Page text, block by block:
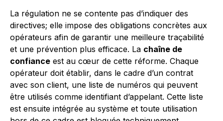
La régulation ne se contente pas d’indiquer des
directives; elle impose des obligations concrètes aux
opérateurs afin de garantir une meilleure traçabilité
et une prévention plus efficace. La chaîne de
confiance est au cœur de cette réforme. Chaque
opérateur doit établir, dans le cadre d’un contrat
avec son client, une liste de numéros qui peuvent
être utilisés comme identifiant d’appelant. Cette liste
est ensuite intégrée au système et toute utilisation